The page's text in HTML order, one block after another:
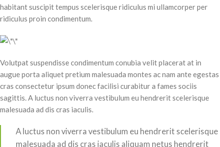
habitant suscipit tempus scelerisque ridiculus mi ullamcorper per
ridiculus proin condimentum.
Volutpat suspendisse condimentum conubia velit placerat at in
augue porta aliquet pretium malesuada montes ac nam ante egestas
cras consectetur ipsum donec facilisi curabitur a fames sociis
sagittis. A luctus non viverra vestibulum eu hendrerit scelerisque
malesuada ad dis cras iaculis.
A luctus non viverra vestibulum eu hendrerit scelerisque
malesuada ad dis cras iaculis aliquam netus hendrerit